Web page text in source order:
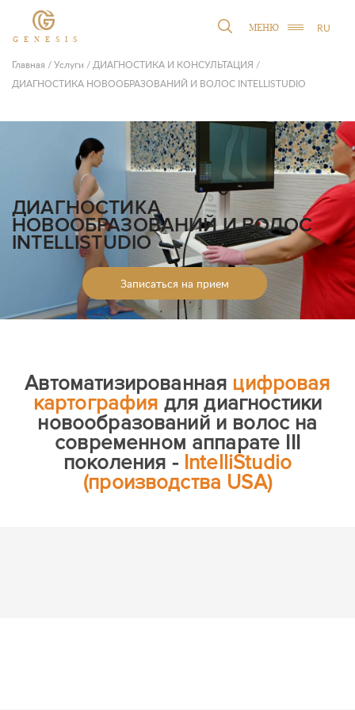
GENESIS
МЕНЮ RU
Главная /Услуги /ДИАГНОСТИКА И КОНСУЛЬТАЦИЯ /
ДИАГНОСТИКА НОВООБРАЗОВАНИЙ И ВОЛОС INTELLISTUDIO
ДИАГНОСТИКА
НОВООБРАЗОВАНИЙ И ВОЛОС
INTELLISTUDIO
Записаться на прием
Автоматизированная цифровая
картография для диагностики
новообразований и волос на
современном аппарате III
поколения - IntelliStudio
(производства USA)